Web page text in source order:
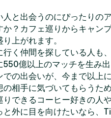
と出会うのにぴったりの
か？カフェ巡りからキャン
上がれます。
行く仲間を探している人も
550億以上のマッチを生み
での出会いが、今まで以上
の相手に気づいてもらうた
りできるコーヒー好きの人
と外に目を向けたいなら、